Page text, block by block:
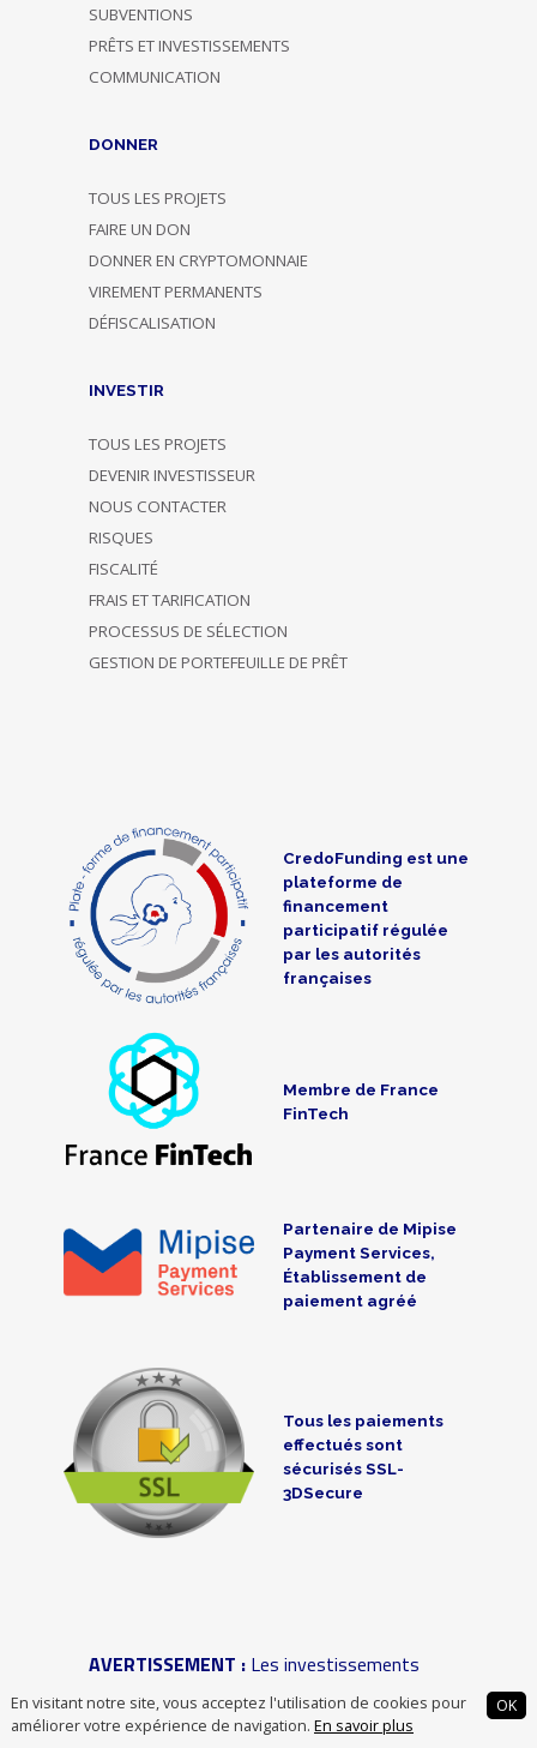
En visitant notre site, vous acceptez l'utilisation de cookies pour
améliorer votre expérience de navigation. En savoir plus
OK
SUBVENTIONS
PRÊTS ET INVESTISSEMENTS
COMMUNICATION
DONNER
TOUS LES PROJETS
FAIRE UN DON
DONNER EN CRYPTOMONNAIE
VIREMENT PERMANENTS
DÉFISCALISATION
INVESTIR
TOUS LES PROJETS
DEVENIR INVESTISSEUR
NOUS CONTACTER
RISQUES
FISCALITÉ
FRAIS ET TARIFICATION
PROCESSUS DE SÉLECTION
GESTION DE PORTEFEUILLE DE PRÊT
CredoFunding est une
plateforme de
financement
participatif régulée
par les autorités
françaises
Membre de France
FinTech
Partenaire de Mipise
Payment Services,
Établissement de
paiement agréé
Tous les paiements
effectués sont
sécurisés SSL-
3DSecure
AVERTISSEMENT :Les investissements
(obligataires et actions) dans des sociétés
non cotées ou des associations comportent